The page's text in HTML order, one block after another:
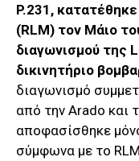
P.231,
(RLM) τον Μάιο
διαγωνισμού της
δικινητήριο
διαγωνισμό
από την Arado και
αποφασίσθηκε
σύμφωνα με το